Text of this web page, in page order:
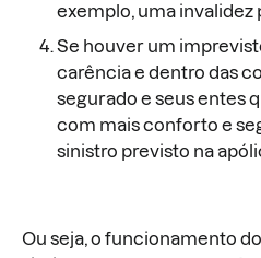
exemplo, uma invalidez
Se houver um
carência e dentro das
segurado e seus entes
com mais conforto e
sinistro previsto na
Ou seja, o funcionamento